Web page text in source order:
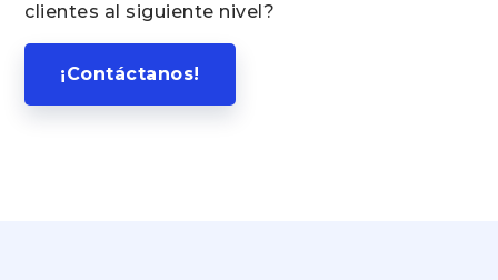
clientes al siguiente nivel?
¡Contáctanos!